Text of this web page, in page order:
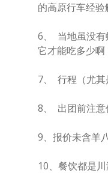
的高原行车经
6、 当地虽没有
它才能吃多少啊
7、 行程（尤其
8、 出团前注意
9、报价未含羊
10、餐饮都是